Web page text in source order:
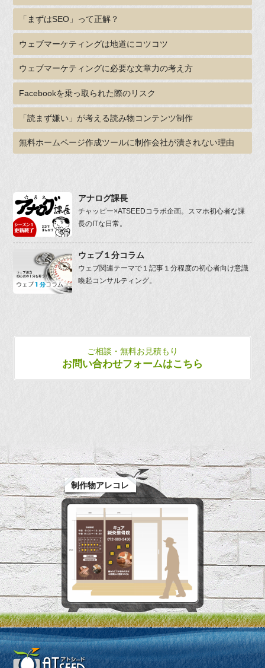
「まずはSEO」って正解？
ウェブマーケティングは地道にコツコツ
ウェブマーケティングに必要な文章力の考え方
Facebookを乗っ取られた際のリスク
「読まず嫌い」が考える読み物コンテンツ制作
無料ホームページ作成ツールに制作会社が潰されない理由
アナログ課長
チャッピー×ATSEEDコラボ企画。スマホ初心者な課
長のITな日常。
ウェブ１分コラム
ウェブ関連テーマで１記事１分程度の初心者向け意識
喚起コンサルティング。
ご相談・無料お見積もり
お問い合わせフォームはこちら
制作物アレコレ